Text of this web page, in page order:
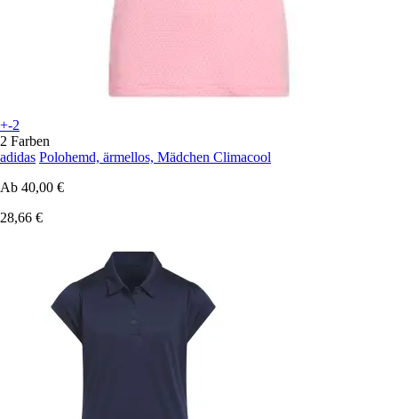
+-2
2 Farben
adidas Polohemd, ärmellos, Mädchen Climacool
Ab 40,00 €
28,66 €